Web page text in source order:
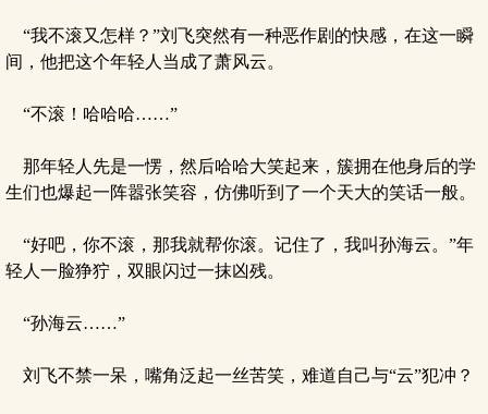
“我不滚又怎样？”刘飞突然有一种恶作剧的快感，在这一瞬
间，他把这个年轻人当成了萧风云。
“不滚！哈哈哈……”
那年轻人先是一愣，然后哈哈大笑起来，簇拥在他身后的学
生们也爆起一阵嚣张笑容，仿佛听到了一个天大的笑话一般。
“好吧，你不滚，那我就帮你滚。记住了，我叫孙海云。”年
轻人一脸狰狞，双眼闪过一抹凶残。
“孙海云……”
刘飞不禁一呆，嘴角泛起一丝苦笑，难道自己与“云”犯冲？